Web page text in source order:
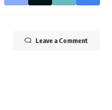
Leave a Comment